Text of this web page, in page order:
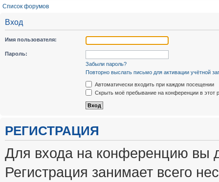
Список форумов
Вход
Имя пользователя:
Пароль:
Забыли пароль?
Повторно выслать письмо для активации учётной
Автоматически входить при каждом посещении
Скрыть моё пребывание на конференции в этот
РЕГИСТРАЦИЯ
Для входа на конференцию вы
Регистрация занимает всего